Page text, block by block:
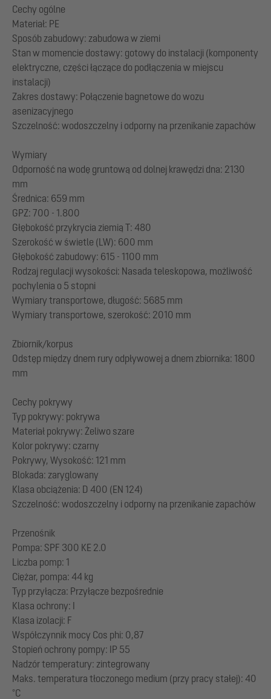
Cechy ogólne
Materiał: PE
Sposób zabudowy: zabudowa w ziemi
Stan w momencie dostawy: gotowy do instalacji (komponenty
elektryczne, części łączące do podłączenia w miejscu
instalacji)
Zakres dostawy: Połączenie bagnetowe do wozu
asenizacyjnego
Szczelność: wodoszczelny i odporny na przenikanie zapachów
Wymiary
Odporność na wodę gruntową od dolnej krawędzi dna: 2130
mm
Średnica: 659 mm
GPZ: 700 - 1.800
Głębokość przykrycia ziemią T: 480
Szerokość w świetle (LW): 600 mm
Głębokość zabudowy: 615 - 1100 mm
Rodzaj regulacji wysokości: Nasada teleskopowa, możliwość
pochylenia o 5 stopni
Wymiary transportowe, długość: 5685 mm
Wymiary transportowe, szerokość: 2010 mm
Zbiornik/korpus
Odstęp między dnem rury odpływowej a dnem zbiornika: 1800
mm
Cechy pokrywy
Typ pokrywy: pokrywa
Materiał pokrywy: Żeliwo szare
Kolor pokrywy: czarny
Pokrywy, Wysokość: 121 mm
Blokada: zaryglowany
Klasa obciążenia: D 400 (EN 124)
Szczelność: wodoszczelny i odporny na przenikanie zapachów
Przenośnik
Pompa: SPF 300 KE 2.0
Liczba pomp: 1
Ciężar, pompa: 44 kg
Typ przyłącza: Przyłącze bezpośrednie
Klasa ochrony: I
Klasa izolacji: F
Współczynnik mocy Cos phi: 0,87
Stopień ochrony pompy: IP 55
Nadzór temperatury: zintegrowany
Maks. temperatura tłoczonego medium (przy pracy stałej): 40
°C